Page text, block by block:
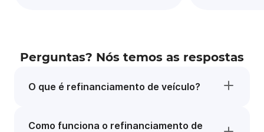
Perguntas? Nós temos as respostas
O que é refinanciamento de veículo?
Como funciona o refinanciamento de